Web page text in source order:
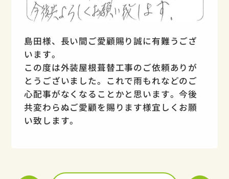
島田様、長い間ご愛顧賜り誠に有難うござ
います。
この度は外装屋根葺替工事のご依頼ありが
とうございました。これで雨もれなどのご
心配事がなくなることかと思います。今後
共変わらぬご愛顧を賜ります様宜しくお願
い致します。